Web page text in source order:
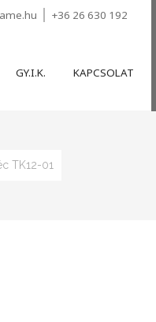
+36 26 630 192
GY.I.K. KAPCSOLAT
TK12-01